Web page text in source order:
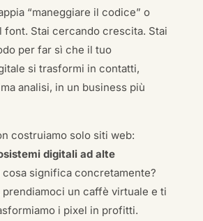
“maneggiare il codice” o
font. Stai cercando crescita. Stai
per far sì che il tuo
si trasformi in contatti,
analisi, in un business più
costruiamo solo siti web:
digitali ad alte
cosa significa concretamente?
un caffè virtuale e ti
i pixel in profitti.